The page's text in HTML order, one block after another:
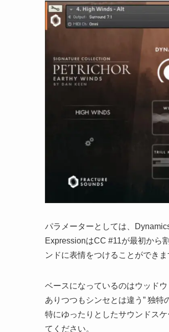
パラメーターとしては、
ExpressionはCC #11が最初から
ンドに表情をつけることができま
ベースになっているのはウッド
ありつつもシンセとは違う” 独特
特にゆったりとしたサウンドス
てください。